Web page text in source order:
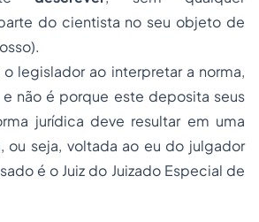
do cientista no seu objeto de
legislador ao interpretar a norma,
não é porque este deposita seus
jurídica deve resultar em uma
ou seja, voltada ao eu do julgador
é o Juiz do Juizado Especial de